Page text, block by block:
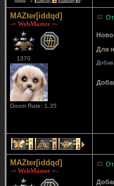
MAZter[iddqd]
-= WebMaster =-
1370
Doom Rate: 1.35
Для
1 1 1
MAZter[iddqd]
-= WebMaster =-